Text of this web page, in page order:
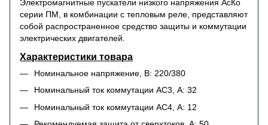
Электромагнитные пускатели низкого напряжения АсКо
серии ПМ, в комбинации с тепловым реле, представляют
собой распространенное средство защиты и коммутации
электрических двигателей.
Характеристики товара
Номинальное напряжение, В: 220/380
Номинальный ток коммутации АС3, А: 32
Номинальный ток коммутации АС4, А: 12